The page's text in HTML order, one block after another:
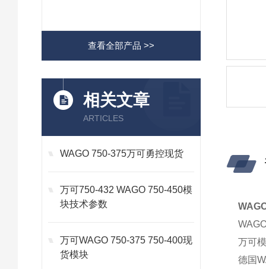
查看全部产品 >>
相关文章
ARTICLES
WAGO 750-375万可勇控现货
万可750-432 WAGO 750-450模
块技术参数
万可WAGO 750-375 750-400现
货模块
万可
德国